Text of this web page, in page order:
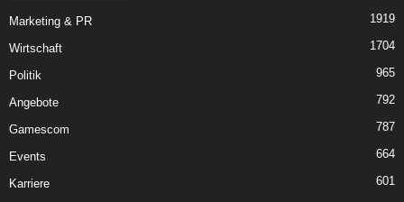
Marketing & PR 1919
Wirtschaft 1704
Politik 965
Angebote 792
Gamescom 787
Events 664
Karriere 601